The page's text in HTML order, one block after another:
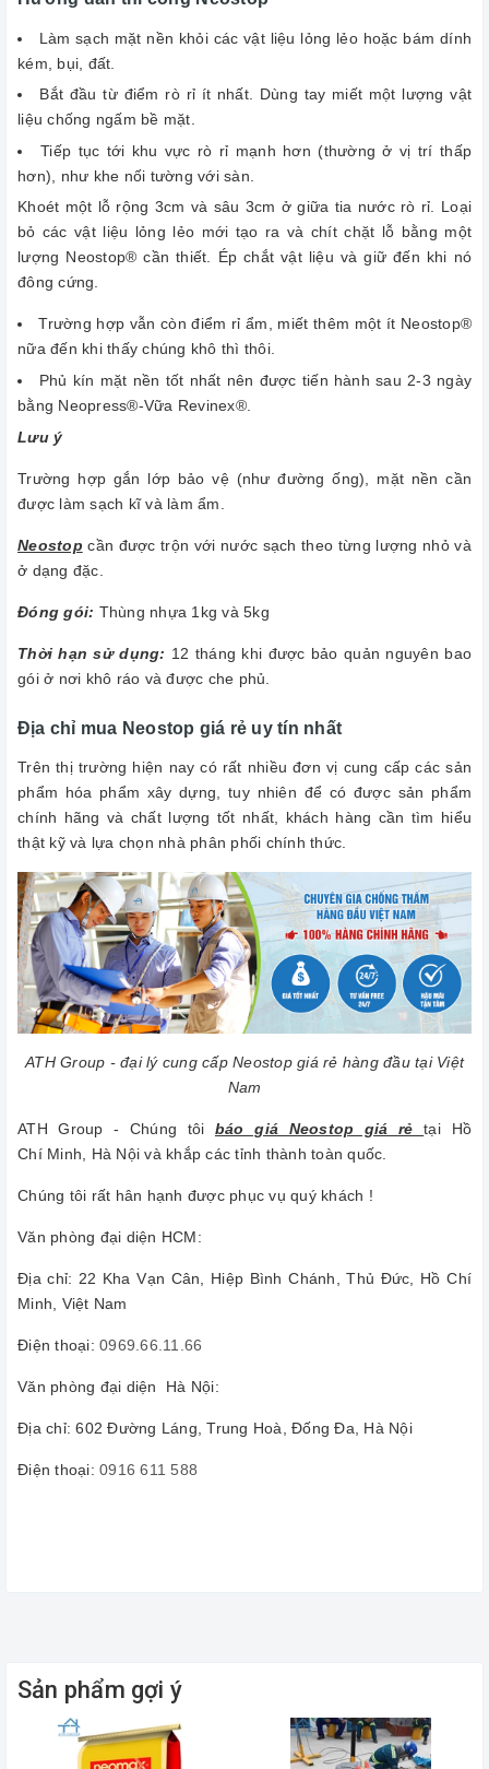
Làm sạch mặt nền khỏi các vật liệu lỏng lẻo hoặc bám dính
kém, bụi, đất.
Bắt đầu từ điểm rò rỉ ít nhất. Dùng tay miết một lượng vật
liệu chống ngấm bề mặt.
Tiếp tục tới khu vực rò rỉ mạnh hơn (thường ở vị trí thấp
hơn), như khe nối tường với sàn.
Khoét một lỗ rộng 3cm và sâu 3cm ở giữa tia nước rò rỉ. Loại
bỏ các vật liệu lỏng lẻo mới tạo ra và chít chặt lỗ bằng một
lượng Neostop® cần thiết. Ép chắt vật liệu và giữ đến khi nó
đông cứng.
Trường hợp vẫn còn điểm rỉ ẩm, miết thêm một ít Neostop®
nữa đến khi thấy chúng khô thì thôi.
Phủ kín mặt nền tốt nhất nên được tiến hành sau 2-3 ngày
bằng Neopress®-Vữa Revinex®.
Lưu ý
Trường hợp gắn lớp bảo vệ (như đường ống), mặt nền cần
được làm sạch kĩ và làm ẩm.
Neostop cần được trộn với nước sạch theo từng lượng nhỏ và
ở dạng đặc.
Đóng gói: Thùng nhựa 1kg và 5kg
Thời hạn sử dụng: 12 tháng khi được bảo quản nguyên bao
gói ở nơi khô ráo và được che phủ.
Địa chỉ mua Neostop giá rẻ uy tín nhất
Trên thị trường hiện nay có rất nhiều đơn vị cung cấp các sản
phẩm hóa phẩm xây dựng, tuy nhiên để có được sản phẩm
chính hãng và chất lượng tốt nhất, khách hàng cần tìm hiểu
thật kỹ và lựa chọn nhà phân phối chính thức.
ATH Group - đại lý cung cấp Neostop giá rẻ hàng đầu tại Việt
Nam
ATH Group - Chúng tôi báo giá Neostop giá rẻtại Hồ
Chí Minh, Hà Nội và khắp các tỉnh thành toàn quốc.
Chúng tôi rất hân hạnh được phục vụ quý khách !
Văn phòng đại diện HCM:
Địa chỉ: 22 Kha Vạn Cân, Hiệp Bình Chánh, Thủ Đức, Hồ Chí
Minh, Việt Nam
Điện thoại: 0969.66.11.66
Văn phòng đại diện Hà Nội:
Địa chỉ: 602 Đường Láng, Trung Hoà, Đống Đa, Hà Nội
Điện thoại: 0916 611 588
Sản phẩm gợi ý